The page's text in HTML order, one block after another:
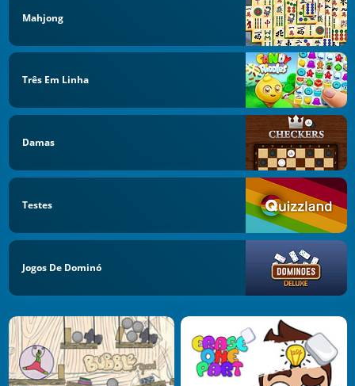
Mahjong
Três Em Linha
Damas
Testes
Jogos De Dominó